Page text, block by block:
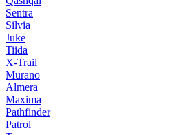
Sentra
Silvia
Juke
Tiida
X-Trail
Murano
Almera
Maxima
Pathfinder
Patrol